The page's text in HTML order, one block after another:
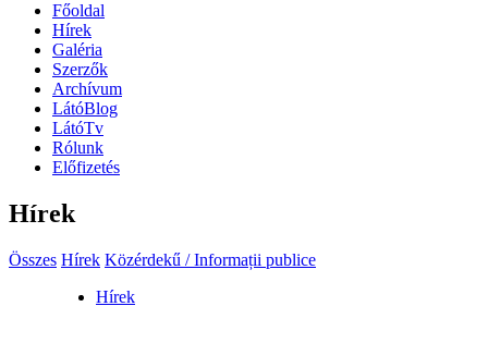
Főoldal
Hírek
Galéria
Szerzők
Archívum
LátóBlog
LátóTv
Rólunk
Előfizetés
Hírek
Összes Hírek Közérdekű / Informații publice
Hírek